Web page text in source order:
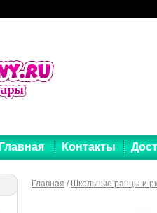
Главная Контакты
Главная / Школьные ранцы и